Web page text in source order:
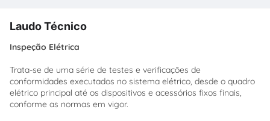
Laudo Técnico
Inspeção Elétrica
Trata-se de uma série de testes e verificações de
conformidades executados no sistema elétrico, desde o quadro
elétrico principal até os dispositivos e acessórios fixos finais,
conforme as normas em vigor.